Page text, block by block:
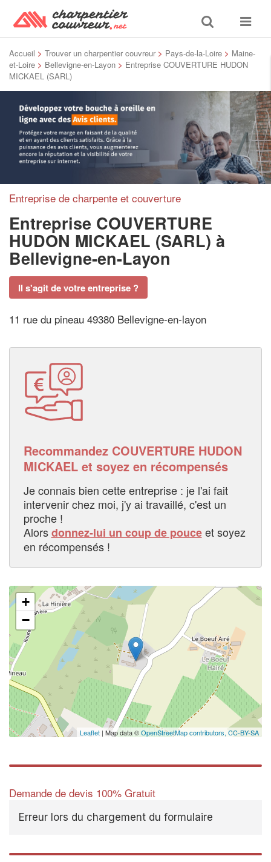
Toggle
search
Toggle
Accueil > Trouver un charpentier couvreur > Pays-de-la-Loire > Maine-
et-Loire > Bellevigne-en-Layon > Entreprise COUVERTURE HUDON
MICKAEL (SARL)
Entreprise de charpente et couverture
Entreprise COUVERTURE
HUDON MICKAEL (SARL) à
Bellevigne-en-Layon
Il s'agit de votre entreprise ?
11 rue du pineau 49380 Bellevigne-en-layon
Recommandez COUVERTURE HUDON
MICKAEL et soyez en récompensés
Je connais bien cette entreprise : je l'ai fait
intervenir chez moi, j'y ai travaillé, c'est un
proche !
Alorsdonnez-lui un coup de pouceet soyez
en récompensés !
+
−
Leaflet | Map data ©OpenStreetMap contributors, CC-BY-SA
Demande de devis 100% Gratuit
Erreur lors du chargement du formulaire